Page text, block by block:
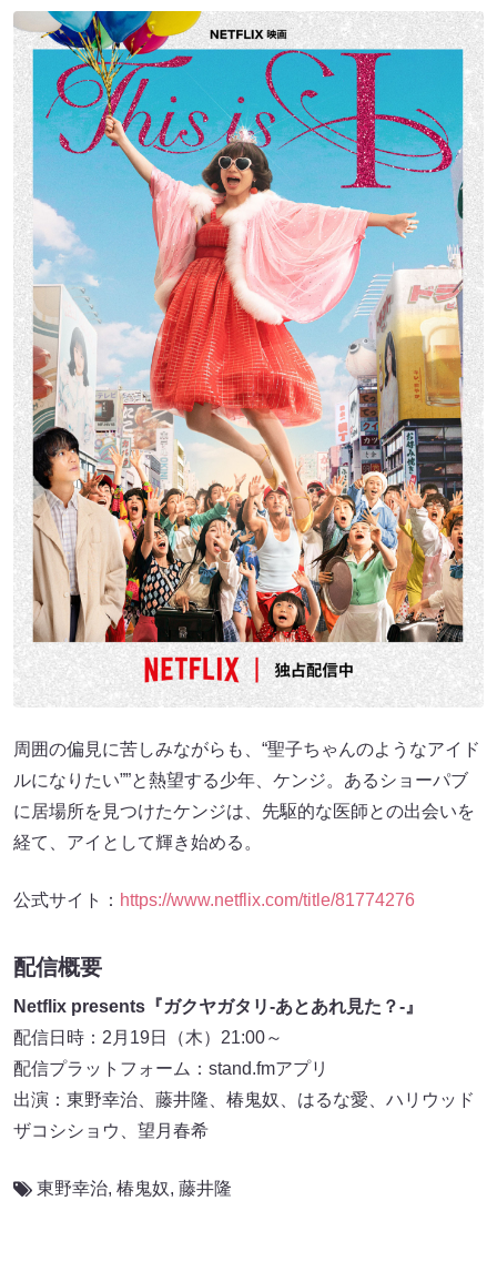
周囲の偏見に苦しみながらも、“聖子ちゃんのようなアイド
ルになりたい””と熱望する少年、ケンジ。あるショーパブ
に居場所を見つけたケンジは、先駆的な医師との出会いを
経て、アイとして輝き始める。
公式サイト： https://www.netflix.com/title/81774276
配信概要
Netflix presents『ガクヤガタリ-あとあれ見た？-』
配信日時：2月19日（木）21:00～
配信プラットフォーム：stand.fmアプリ
出演：東野幸治、藤井隆、椿鬼奴、はるな愛、ハリウッド
ザコシショウ、望月春希
東野幸治, 椿鬼奴, 藤井隆